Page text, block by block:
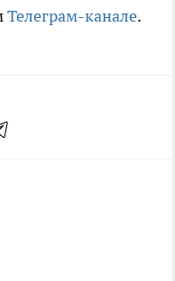
Телеграм-канале.